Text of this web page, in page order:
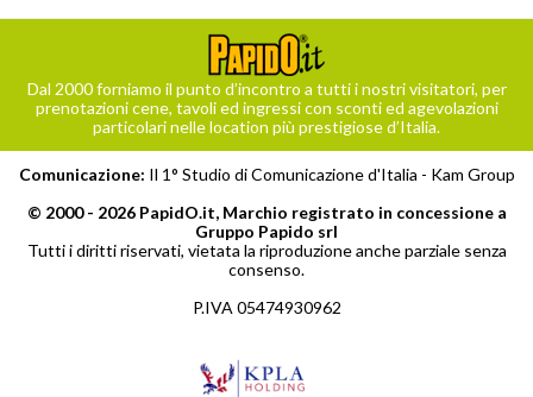
Dal 2000 forniamo il punto d’incontro a tutti i nostri visitatori, per
prenotazioni cene, tavoli ed ingressi con sconti ed agevolazioni
particolari nelle location più prestigiose d’Italia.
Comunicazione: Il 1° Studio di Comunicazione d'Italia - Kam Group
© 2000 - 2026 PapidO.it, Marchio registrato in concessione a
Gruppo Papido srl
Tutti i diritti riservati, vietata la riproduzione anche parziale senza
consenso.
P.IVA 05474930962